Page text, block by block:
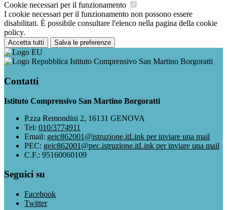
Cookie necessari per il funzionamento
I cookie necessari per il funzionamento non possono essere
disabilitati. È possibile consultare l'elenco nella pagina della cookie
policy.
Accetta tutti Salva le preferenze
Istituto Comprensivo San Martino Borgoratti
Contatti
Istituto Comprensivo San Martino Borgoratti
P.zza Remondini 2, 16131 GENOVA
Tel: 010/3774911
Email: geic862001@istruzione.itLink per inviare una mail
PEC: geic862001@pec.istruzione.itLink per inviare una mail
C.F.: 95160060109
Seguici su
Facebook
Twitter